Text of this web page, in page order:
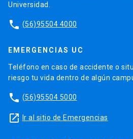
Universidad.
phone (56)95504 4000
EMERGENCIAS UC
Teléfono en caso de accidente o
riesgo tu vida dentro de algún
phone (56)95504 5000
launch Ir al sitio de Emergencias